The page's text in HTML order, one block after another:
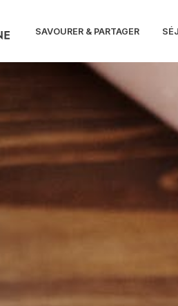
SAVOURER & PARTAGER